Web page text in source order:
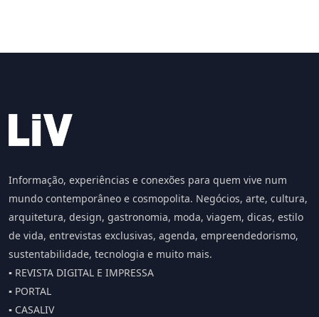
Informação, experiências e conexões para quem vive num
mundo contemporâneo e cosmopolita. Negócios, arte, cultura,
arquitetura, design, gastronomia, moda, viagem, dicas, estilo
de vida, entrevistas exclusivas, agenda, empreendedorismo,
sustentabilidade, tecnologia e muito mais.
▪️ REVISTA DIGITAL E IMPRESSA
▪️ PORTAL
▪️ CASALIV